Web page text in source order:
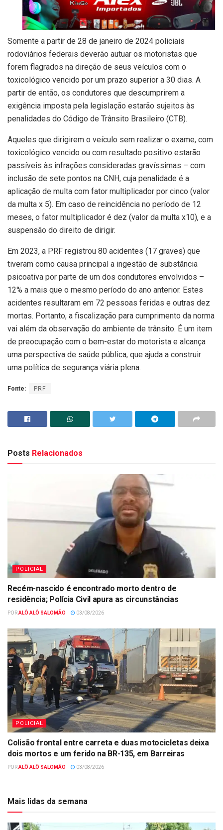
Somente a partir de 28 de janeiro de 2024 policiais
rodoviários federais deverão autuar os motoristas que
forem flagrados na direção de seus veículos com o
toxicológico vencido por um prazo superior a 30 dias. A
partir de então, os condutores que descumprirem a
exigência imposta pela legislação estarão sujeitos às
penalidades do Código de Trânsito Brasileiro (CTB).
Aqueles que dirigirem o veículo sem realizar o exame, com
toxicológico vencido ou com resultado positivo estarão
passíveis às infrações consideradas gravíssimas – com
inclusão de sete pontos na CNH, cuja penalidade é a
aplicação de multa com fator multiplicador por cinco (valor
da multa x 5). Em caso de reincidência no período de 12
meses, o fator multiplicador é dez (valor da multa x10), e a
suspensão do direito de dirigir.
Em 2023, a PRF registrou 80 acidentes (17 graves) que
tiveram como causa principal a ingestão de substância
psicoativa por parte de um dos condutores envolvidos –
12% a mais que o mesmo período do ano anterior. Estes
acidentes resultaram em 72 pessoas feridas e outras dez
mortas. Portanto, a fiscalização para cumprimento da norma
vai além da observação do ambiente de trânsito. É um item
de preocupação com o bem-estar do motorista e alcança
uma perspectiva de saúde pública, que ajuda a construir
uma política de segurança viária plena.
Fonte: PRF
Posts Relacionados
POLICIAL
Recém-nascido é encontrado morto dentro de
residência; Polícia Civil apura as circunstâncias
PORALÔ ALÔ SALOMÃO 03/08/2026
POLICIAL
Colisão frontal entre carreta e duas motocicletas deixa
dois mortos e um ferido na BR-135, em Barreiras
PORALÔ ALÔ SALOMÃO 03/08/2026
Mais lidas da semana